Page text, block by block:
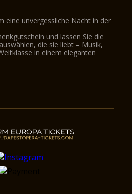
eine unvergessliche Nacht in der
und lassen Sie die
die sie liebt – Musik,
in einem eleganten